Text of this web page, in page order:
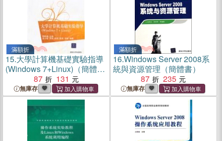
滿額折
15.大學計算機基礎實驗指導
(Windows 7+Linux)（簡體
87 131
無庫存
滿額折
16.Windows Server 2008系
統與資源管理（簡體書）
87
235
無庫存